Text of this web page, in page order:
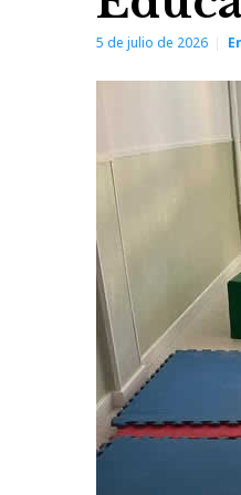
5 de julio de 2026